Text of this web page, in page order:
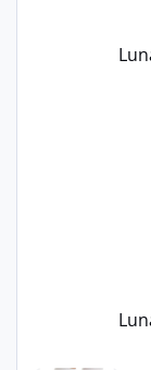
Μωράκια Μαΐου